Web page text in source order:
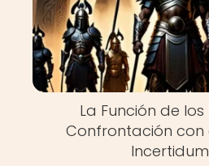
La Función de
Confrontación con